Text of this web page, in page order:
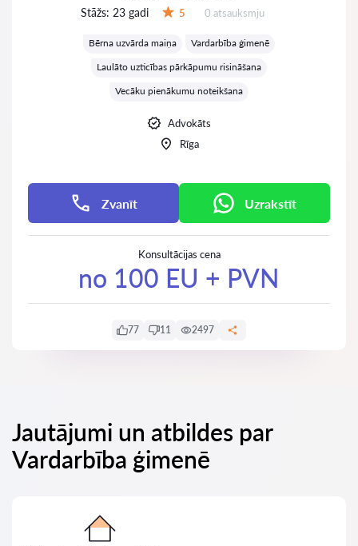
Stāžs: 23 gadi 5 Atsauksmes:
0 atsauksmju
Bērna uzvārda maiņa
Vardarbība ģimenē
Laulāto uzticības pārkāpumu risināšana
Vecāku pienākumu noteikšana
Advokāts
Rīga
Zvanīt Uzrakstīt
Konsultācijas cena
no 100 EU + PVN
77 11 2497
Jautājumi un atbildes par
Vardarbība ģimenē